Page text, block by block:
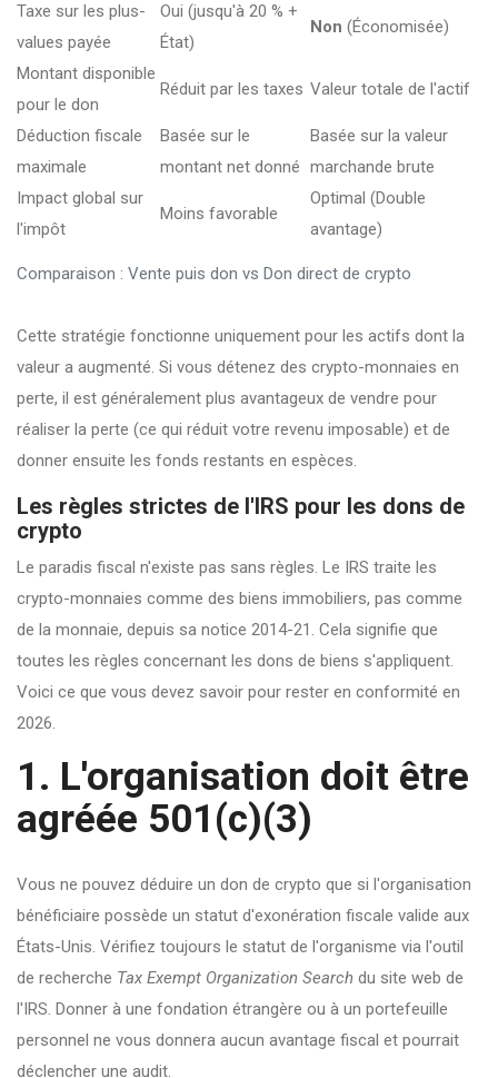
Comparaison : Vente puis don vs Don direct de crypto
Taxe sur les plus-
values payée
Oui (jusqu'à 20 % +
État)
Non (Économisée)
Montant disponible
pour le don
Réduit par les taxes Valeur totale de l'actif
Déduction fiscale
maximale
Basée sur le
montant net donné
Basée sur la valeur
marchande brute
Impact global sur
l'impôt
Moins favorable
Optimal (Double
avantage)
Cette stratégie fonctionne uniquement pour les actifs dont la
valeur a augmenté. Si vous détenez des crypto-monnaies en
perte, il est généralement plus avantageux de vendre pour
réaliser la perte (ce qui réduit votre revenu imposable) et de
donner ensuite les fonds restants en espèces.
Les règles strictes de l'IRS pour les dons de
crypto
Le paradis fiscal n'existe pas sans règles. Le IRS traite les
crypto-monnaies comme des biens immobiliers, pas comme
de la monnaie, depuis sa notice 2014-21. Cela signifie que
toutes les règles concernant les dons de biens s'appliquent.
Voici ce que vous devez savoir pour rester en conformité en
2026.
1. L'organisation doit être
agréée 501(c)(3)
Vous ne pouvez déduire un don de crypto que si l'organisation
bénéficiaire possède un statut d'exonération fiscale valide aux
États-Unis. Vérifiez toujours le statut de l'organisme via l'outil
de recherche Tax Exempt Organization Search du site web de
l'IRS. Donner à une fondation étrangère ou à un portefeuille
personnel ne vous donnera aucun avantage fiscal et pourrait
déclencher une audit.